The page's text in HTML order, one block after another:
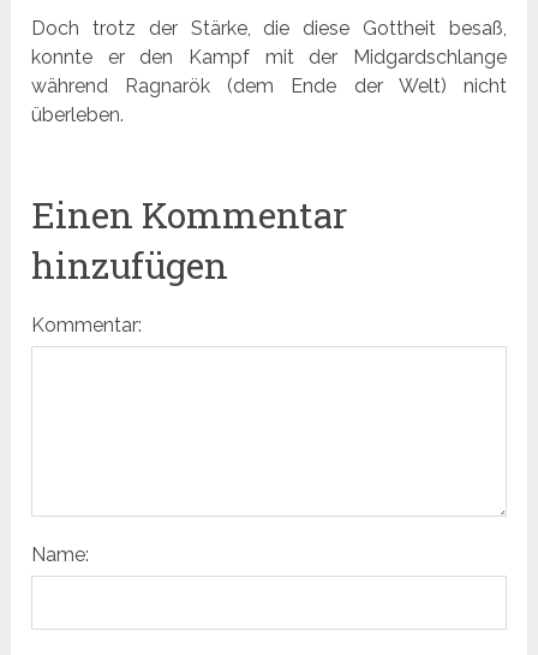
Doch trotz der Stärke, die diese Gottheit besaß,
konnte er den Kampf mit der Midgardschlange
während Ragnarök (dem Ende der Welt) nicht
überleben.
Einen Kommentar
hinzufügen
Kommentar:
Name: